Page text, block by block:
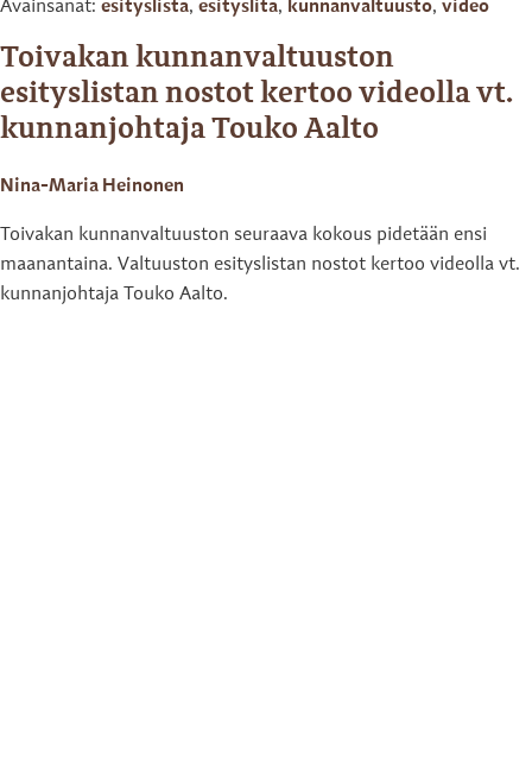
Avainsanat: esityslista, esityslita, kunnanvaltuusto, video
Toivakan kunnanvaltuuston
esityslistan nostot kertoo videolla vt.
kunnanjohtaja Touko Aalto
Nina-Maria Heinonen
Toivakan kunnanvaltuuston seuraava kokous pidetään ensi
maanantaina. Valtuuston esityslistan nostot kertoo videolla vt.
kunnanjohtaja Touko Aalto.